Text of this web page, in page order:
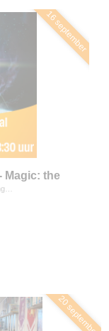
16 september
Magic: the
20 september